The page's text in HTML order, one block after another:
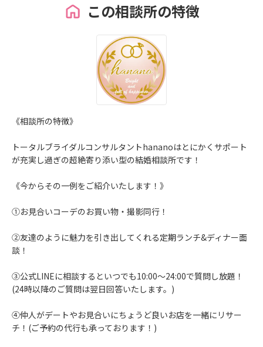
この相談所の特徴
《相談所の特徴》
トータルブライダルコンサルタントhananoはとにかくサポート
が充実し過ぎの超絶寄り添い型の結婚相談所です！
《今からその一例をご紹介いたします！》
①お見合いコーデのお買い物・撮影同行！
②友達のように魅力を引き出してくれる定期ランチ&ディナー面
談！
③公式LINEに相談するといつでも10:00〜24:00で質問し放題！
(24時以降のご質問は翌日回答いたします。)
④仲人がデートやお見合いにちょうど良いお店を一緒にリサー
チ！(ご予約の代行も承っております！)